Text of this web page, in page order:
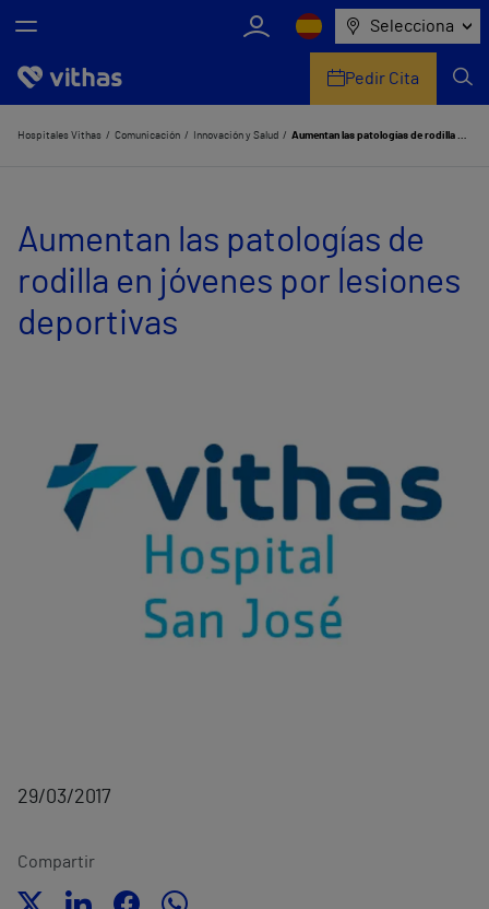
Selecciona
Nosotros
Servicios de salud
Equipo médico y asistencial
Información útil
Pedir Cita
Hospitales Vithas Comunicación Innovación y Salud Aumentan las patologías de rodilla en jóvenes por lesiones deportivas
Aumentan las patologías de
rodilla en jóvenes por lesiones
deportivas
29/03/2017
Compartir